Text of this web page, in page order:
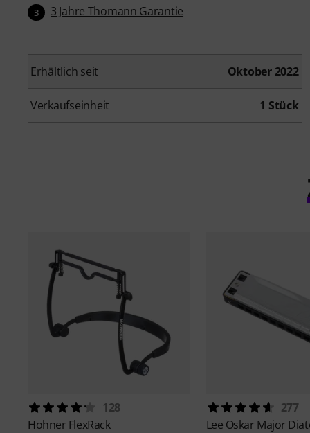
3 3 Jahre Thomann Garantie
Erhältlich seit Oktober 2022
Verkaufseinheit 1 Stück
128
Hohner FlexRack
277
Lee Oskar Major